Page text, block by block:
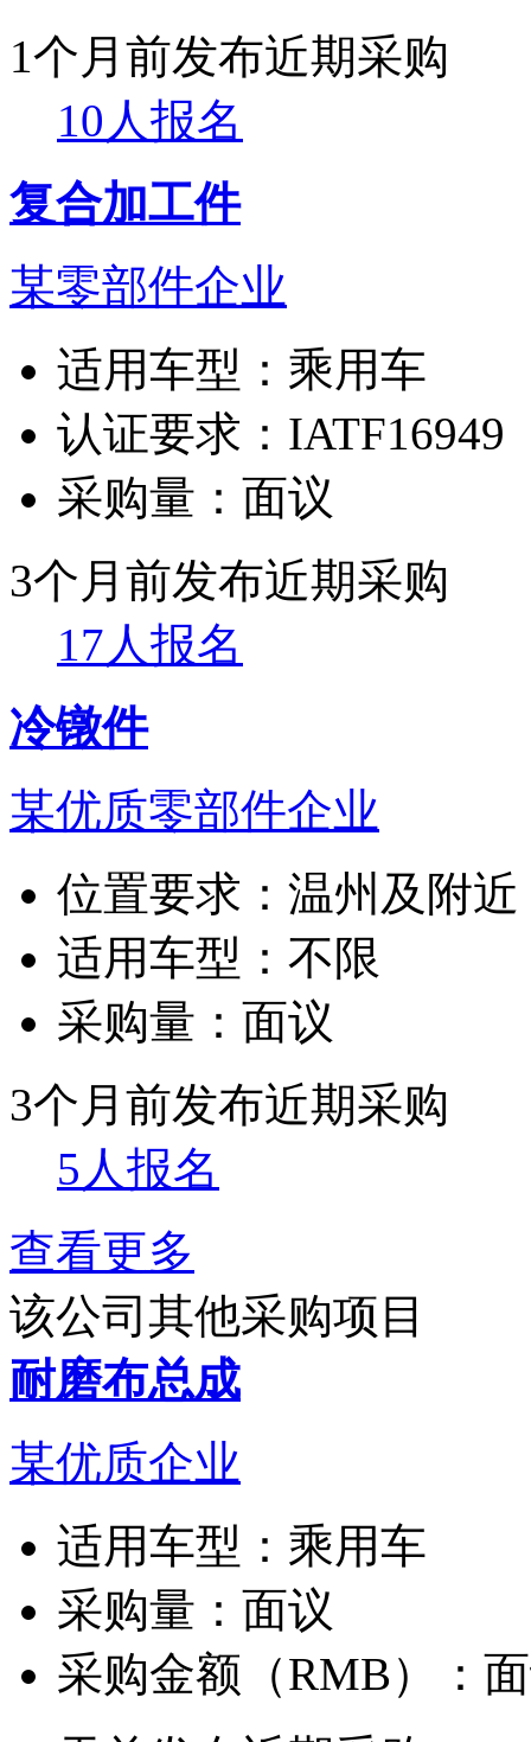
1个月前发布近期采购
10人报名
复合加工件
某零部件企业
适用车型： 乘用车
认证要求： IATF16949
采购量： 面议
3个月前发布近期采购
17人报名
冷镦件
某优质零部件企业
位置要求： 温州及附近
适用车型： 不限
采购量： 面议
3个月前发布近期采购
5人报名
查看更多
该公司其他采购项目
耐磨布总成
某优质企业
适用车型： 乘用车
采购量： 面议
采购金额（RMB）：